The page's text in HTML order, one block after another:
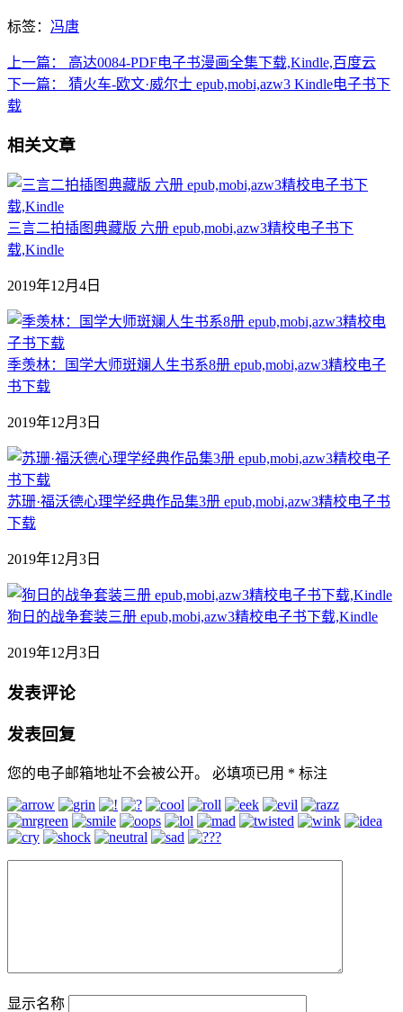
标签： 冯唐
上一篇：
高达0084-PDF电子书漫画全集下载,Kindle,百度云
下一篇：
猜火车-欧文·威尔士 epub,mobi,azw3 Kindle电子书下
载
相关文章
三言二拍插图典藏版 六册 epub,mobi,azw3精校电子书下
载,Kindle
2019年12月4日
季羡林：国学大师斑斓人生书系8册 epub,mobi,azw3精校电子
书下载
2019年12月3日
苏珊·福沃德心理学经典作品集3册 epub,mobi,azw3精校电子书
下载
2019年12月3日
狗日的战争套装三册 epub,mobi,azw3精校电子书下载,Kindle
2019年12月3日
发表评论
发表回复
您的电子邮箱地址不会被公开。 必填项已用 * 标注
显示名称